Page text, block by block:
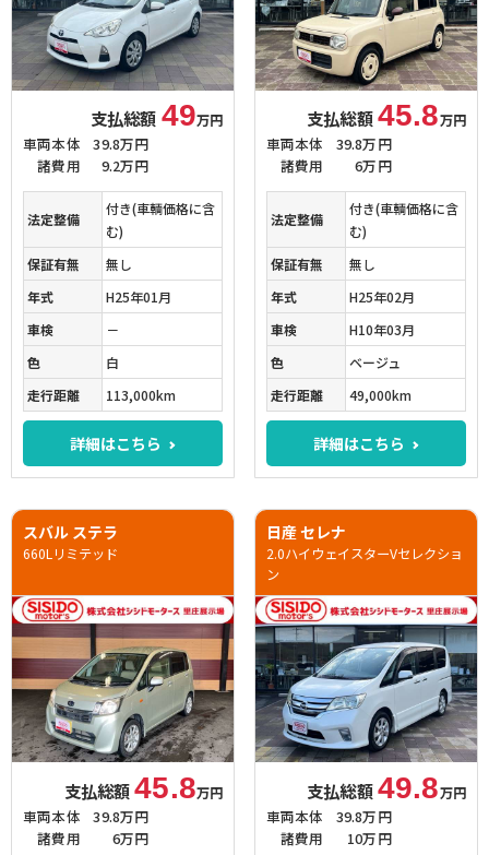
支払総額 49万円
車両本体
39.8万円
諸費用
9.2万円
法定整備
付き(車輌価格に含
む)
保証有無
無し
年式
H25年01月
車検
－
色
白
走行距離
113,000km
詳細はこちら
支払総額45.8万円
車両本体
39.8万円
諸費用
6万円
法定整備
付き(車輌価格に含
む)
保証有無
無し
年式
H25年02月
車検
H10年03月
色
ベージュ
走行距離
49,000km
詳細はこちら
スバル ステラ
660Lリミテッド
支払総額45.8万円
車両本体
39.8万円
諸費用
6万円
日産 セレナ
2.0ハイウェイスターVセレクショ
ン
支払総額49.8万円
車両本体
39.8万円
諸費用
10万円